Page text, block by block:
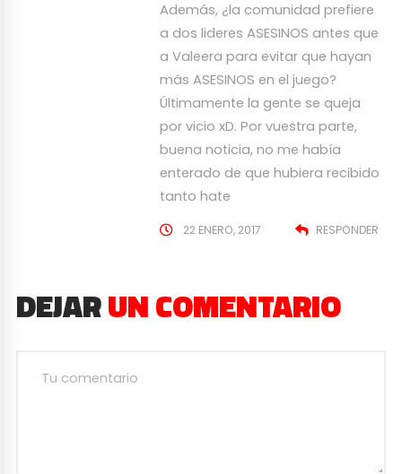
Además, ¿la comunidad prefiere
a dos lideres ASESINOS antes que
a Valeera para evitar que hayan
más ASESINOS en el juego?
Últimamente la gente se queja
por vicio xD. Por vuestra parte,
buena noticia, no me había
enterado de que hubiera recibido
tanto hate
22 ENERO, 2017 RESPONDER
DEJARUN COMENTARIO